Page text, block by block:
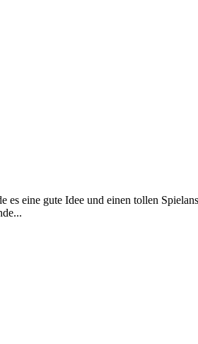
eine gute Idee und einen tollen